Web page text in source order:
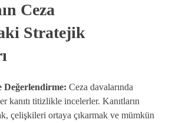
Ceza
Stratejik
Değerlendirme: Ceza davalarında
kanıtı titizlikle incelerler. Kanıtların
çelişkileri ortaya çıkarmak ve mümkün